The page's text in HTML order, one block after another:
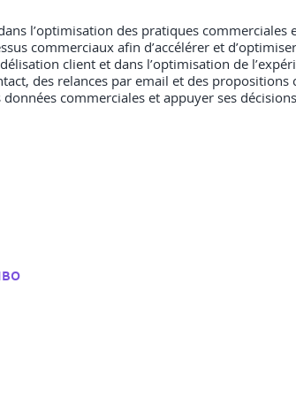
l’optimisation des pratiques commerciales
commerciaux afin d’accélérer et
client et dans l’optimisation de
des relances par email et des propositions
commerciales et appuyer ses